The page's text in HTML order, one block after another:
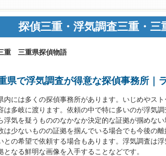
探偵三重 ・ 浮気調査三重 ・
重 三重県探偵物語
県で浮気調査が得意な探偵事務所｜
内には多くの探偵事務所があります。いじめやス
は多岐に渡ります。依頼の中で特に多いのが浮気
浮気を疑うもののなかなか決定的な証拠が掴めない
は少ないものの証拠を掴んでいる場合でも今後の
との希望で依頼する場合もあります。浮気調査は
となる鮮明な画像を入手することなどです。